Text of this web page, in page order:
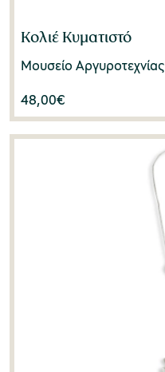
Κολιέ Κυματιστό
Μουσείο Αργυροτεχνίας
48,00€